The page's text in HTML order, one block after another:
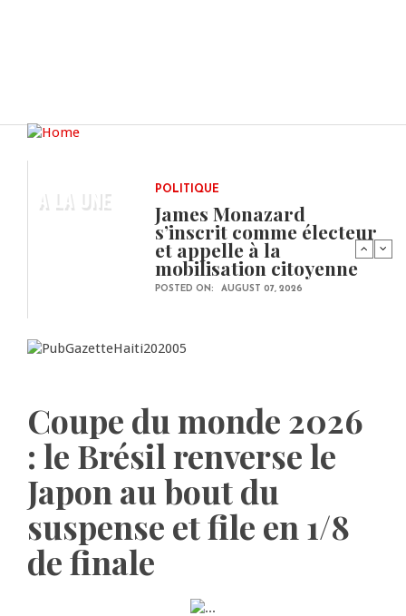
A LA UNE POLITIQUE
James Monazard
s’inscrit comme électeur
et appelle à la
mobilisation citoyenne
POSTED ON: AUGUST 07, 2026
Coupe du monde 2026
: le Brésil renverse le
Japon au bout du
suspense et file en 1/8
de finale